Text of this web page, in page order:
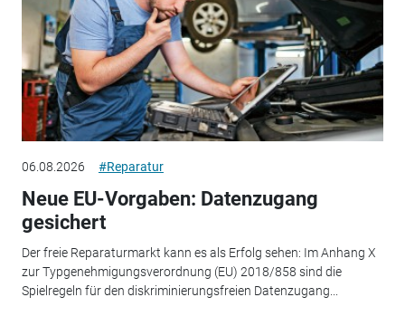
06.08.2026 #Reparatur
Neue EU-Vorgaben: Datenzugang
gesichert
Der freie Reparaturmarkt kann es als Erfolg sehen: Im Anhang X
zur Typgenehmigungsverordnung (EU) 2018/858 sind die
Spielregeln für den diskriminierungsfreien Datenzugang...